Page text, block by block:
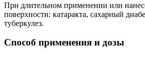
При длительном применении или
поверхности: катаракта, сахарный
туберкулез.
Способ применения и дозы